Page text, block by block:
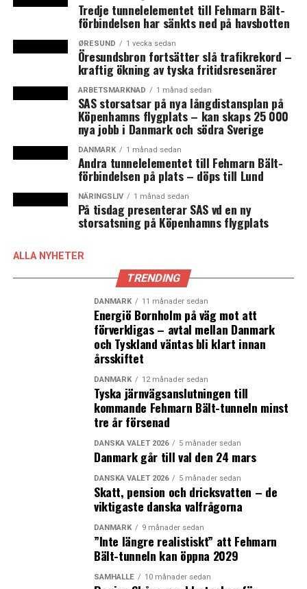
på att den danska kronan till skillnad från den svenska
kronan är knuten till euron.
Under tisdagen komSCBmed siffror för
januariinflationen, som visade sig vara lägre än många
förutspått. KPIF, som även Riksbanken använder för att
mäta inflationsmålet, sjönk med en procent från
december till januari och landade på 2,0 procent.
Riksbanken hade i sin senaste prognos spått en inflation
på 2,4 procent och analytikernas bud låg på i
genomsnitt 2,3 procent. Den oväntat låga inflationen
fick direkt konsekvenser för svenska kronans värde, som
samma dag sjönk mot både den amerikanska dollarn och
euron. Under tisdagen noterades det svagaste värdet
Många hade förutspått att en räntehöjning skulle ske
till hösten, vilket inflationen nu inte bedöms stötta. Det
gör den svenska kronan mindre intressant att investera
i. (News Øresund)
Växande intresse för information om arbetsmarknaden
Dansk Folkeparti vill införa gränskontroll vid dansk-
svenska gränsen
Tredje tunnelelementet till Fehmarn Bält-
förbindelsen har sänkts ned på havsbotten
ØRESUND 1 vecka sedan
Öresundsbron fortsätter slå trafikrekord –
kraftig ökning av tyska fritidsresenärer
ARBETSMARKNAD 1 månad sedan
SAS storsatsar på nya långdistansplan på
Köpenhamns flygplats – kan skaps 25 000
nya jobb i Danmark och södra Sverige
DANMARK 1 månad sedan
Andra tunnelelementet till Fehmarn Bält-
förbindelsen på plats – döps till Lund
NÄRINGSLIV 1 månad sedan
På tisdag presenterar SAS vd en ny
storsatsning på Köpenhamns flygplats
ALLA NYHETER
TRENDING
DANMARK 11 månader sedan
Energiö Bornholm på väg mot att
förverkligas – avtal mellan Danmark
och Tyskland väntas bli klart innan
årsskiftet
DANMARK 12 månader sedan
Tyska järnvägsanslutningen till
kommande Fehmarn Bält-tunneln minst
tre år försenad
DANSKA VALET 2026 5 månader sedan
Danmark går till val den 24 mars
DANSKA VALET 2026 5 månader sedan
Skatt, pension och dricksvatten – de
viktigaste danska valfrågorna
DANMARK 9 månader sedan
”Inte längre realistiskt” att Fehmarn
Bält-tunneln kan öppna 2029
SAMHÄLLE 10 månader sedan